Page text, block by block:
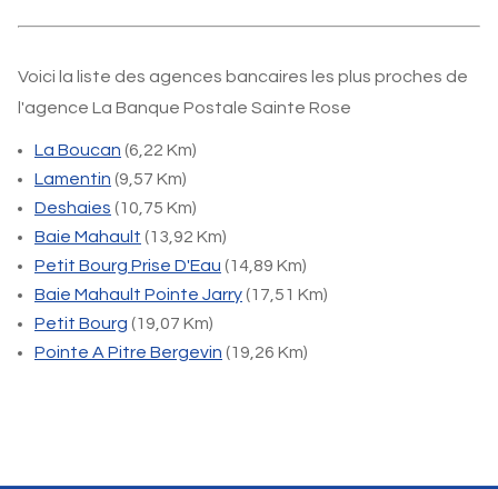
Voici la liste des agences bancaires les plus proches de
l'agence La Banque Postale Sainte Rose
La Boucan (6,22 Km)
Lamentin (9,57 Km)
Deshaies (10,75 Km)
Baie Mahault (13,92 Km)
Petit Bourg Prise D'Eau (14,89 Km)
Baie Mahault Pointe Jarry(17,51 Km)
Petit Bourg (19,07 Km)
Pointe A Pitre Bergevin (19,26 Km)